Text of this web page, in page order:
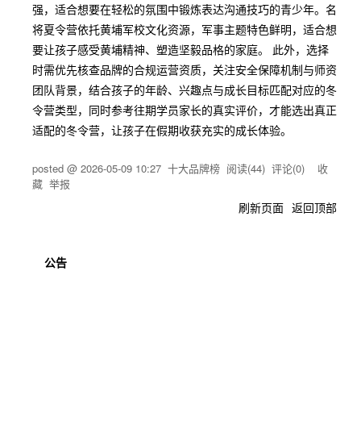
强，适合想要在轻松的氛围中锻炼表达沟通技巧的青少年。名
将夏令营依托黄埔军校文化资源，军事主题特色鲜明，适合想
要让孩子感受黄埔精神、塑造坚毅品格的家庭。 此外，选择
时需优先核查品牌的合规运营资质，关注安全保障机制与师资
团队背景，结合孩子的年龄、兴趣点与成长目标匹配对应的冬
令营类型，同时参考往期学员家长的真实评价，才能选出真正
适配的冬令营，让孩子在假期收获充实的成长体验。
posted @ 2026-05-09 10:27 十大品牌榜 阅读(44) 评论(0) 收
藏 举报
刷新页面 返回顶部
公告